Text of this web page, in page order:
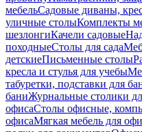
мебельСадовые диваны,
уличные столыКомплекты
шезлонгиКачели садовые
походныеСтолы для сада
детскиеПисьменные столы
кресла и стулья для учебы
табуретки, подставки для
баниЖурнальные столики
офисаСтолы офисные,
офисаМягкая мебель для